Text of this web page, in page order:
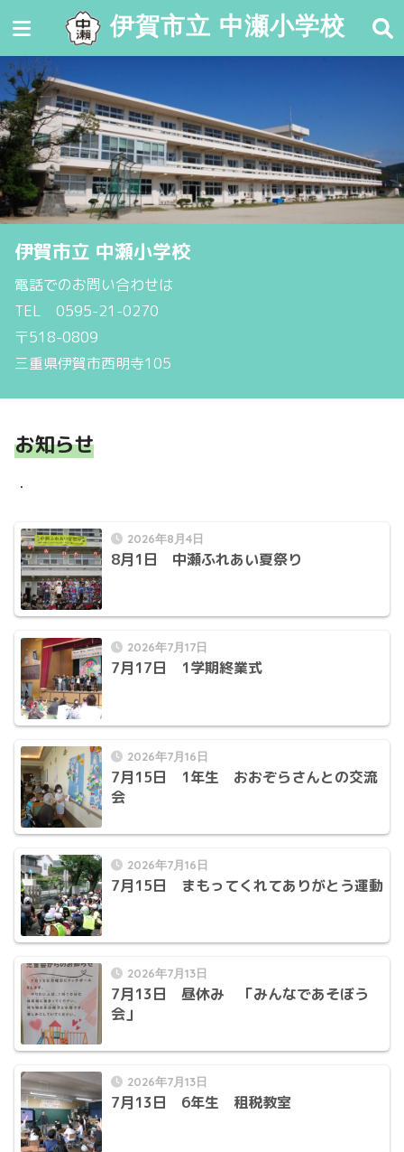
伊賀市立 中瀬小学校
伊賀市立 中瀬小学校
電話でのお問い合わせは
TEL　0595-21-0270
〒518-0809
三重県伊賀市西明寺105
お知らせ
・
2026年8月4日
8月1日 中瀬ふれあい夏祭り
2026年7月17日
7月17日 1学期終業式
2026年7月16日
7月15日 1年生 おおぞらさんとの交流
会
2026年7月16日
7月15日 まもってくれてありがとう運動
2026年7月13日
7月13日 昼休み 「みんなであそぼう
会」
2026年7月13日
7月13日 6年生 租税教室